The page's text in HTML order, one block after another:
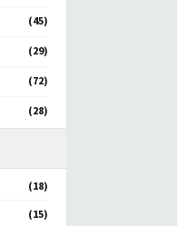
(45)
(29)
(72)
(28)
(18)
(15)